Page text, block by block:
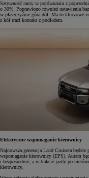
Sztywność ramy w porównaniu z
o 30%. Poprawiono również ustawienia
w płaszczyźnie góra-dół. Ma to kluczowe
z kół traci kontakt z podłożem.
Elektryczne wspomaganie kierownicy
Najnowsza generacja Land Cruisera
wspomaganie kierownicy (EPS). Autem
i bezpośrednie, a w trakcie jazdy po
kierownicy.